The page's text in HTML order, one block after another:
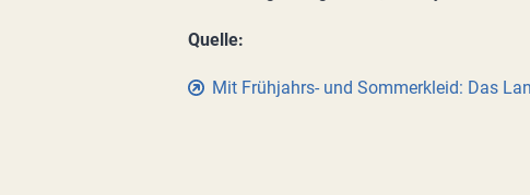
Quelle:
Mit Frühjahrs- und Sommerkleid: Das